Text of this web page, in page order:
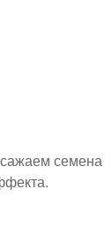
семена